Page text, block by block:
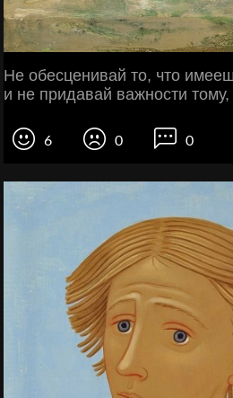
Не обесценивай то, что
и не придавай важности тому,
6 0 0